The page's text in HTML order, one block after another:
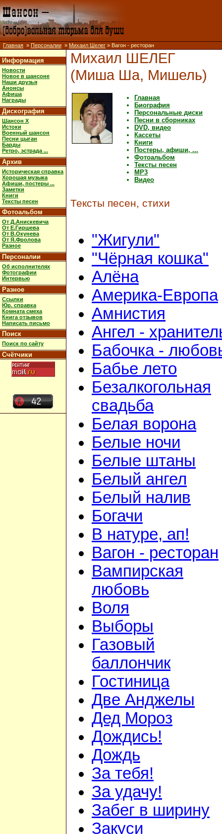
Главная » Персоналии » Михаил Шелег » Вагон - ресторан
Информация
Новости
Новое в шансоне
Наши друзья
Анонсы
Афиша
Награды
Дискография
Шансон X
Истоки
Военный шансон
Песни цыган
Барды
Ретро, эстрада ...
Архив
Историческая справка
Хорошая музыка
Афиши, постеры ...
Заметки
Книги
Тексты песен
Фотоальбом
От Д.Анискевича
От Е.Гиршева
От В.Окунева
От Я.Фролова
Разное
Персоналии
Об исполнителях
Фотографии
Интервью
Разное
Ссылки
Юр. справка
Комната смеха
Книга отзывов
Написать письмо
Поиск
Поиск по сайту
Счётчики
Михаил ШЕЛЕГ
(Миша Ша, Мишель)
Главная
Биография
Персональные диски
Песни в сборниках
DVD, видео
Кассеты
Книги
Постеры, афиши, ...
Фотоальбом
Тексты песен
MP3
Видео
Тексты песен, стихи
"Жигули"
"Чёрная кошка"
Алёна
Америка-Европа
Амнистия
Ангел -
Бабочка -
Бабье лето
Безалкогольная
свадьба
Белая ворона
Белые ночи
Белые штаны
Белый ангел
Белый налив
Богачи
В натуре, ап!
Вагон - ресторан
Вампирская
любовь
Воля
Выборы
Газовый
баллончик
Гостиница
Две Анджелы
Дед Мороз
Дождись!
Дождь
За тебя!
За удачу!
Забег в ширину
Закуси